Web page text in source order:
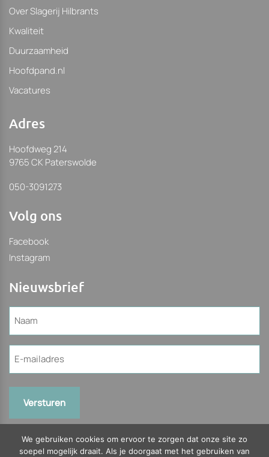
Over Slagerij Hilbrants
Kwaliteit
Duurzaamheid
Hoofdpand.nl
Vacatures
Adres
Hoofdweg 214
9765 CK Paterswolde
050-3091273
Volg ons
Facebook
Instagram
Nieuwsbrief
mailadres
We gebruiken cookies om ervoor te zorgen dat onze site zo
soepel mogelijk draait. Als je doorgaat met het gebruiken van